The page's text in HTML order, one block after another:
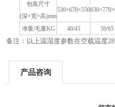
包装尺寸
(深×宽×高)mm
530×670×550
净重/毛重KG 40/45 59/65
备注：以上温湿度参数在空载温度
产品咨询